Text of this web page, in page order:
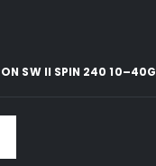
SW II SPIN 240 10–40G